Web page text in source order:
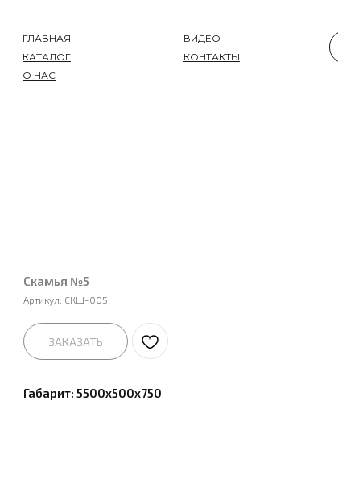
ГЛАВНАЯ ВИДЕО
КОНТАКТЫ
КАТАЛОГ
О НАС
Скамья №5
Артикул: СКШ-005
ЗАКАЗАТЬ
Габарит: 5500х500х750